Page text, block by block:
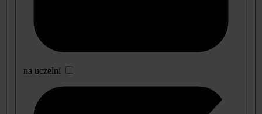
na uczelni